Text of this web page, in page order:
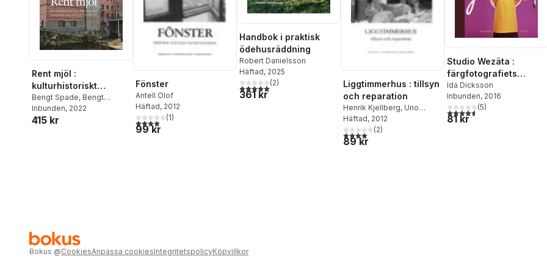
Rent mjöl :
kulturhistoriskt
perspektiv på
handelskvarnar i
Sverige
Bengt Spade, Bengt
Norling
Inbunden, 2022
415 kr
Fönster
Antell Olof
Häftad, 2012
4,0utav 5 stjärnor. Totalt antal röster:
(1)
99 kr
Handbok i praktisk
ödehusräddning
Robert Danielsson
Häftad, 2025
5,0utav 5 stjärnor. Totalt antal röster:
(2)
361 kr
Liggtimmerhus : tillsyn
och reparation
Henrik Kjellberg, Uno
Söderberg
Häftad, 2012
4,0utav 5 stjärnor. Totalt antal röster:
(2)
89 kr
Studio Wezäta :
färgfotografiets
genombrott i svensk
reklam
Ida Dicksson
Inbunden, 2016
4,6utav 5 stjärnor. Totalt
(5)
81 kr
Bokus @CookiesAnpassa cookiesIntegritetspolicyKöpvillkor